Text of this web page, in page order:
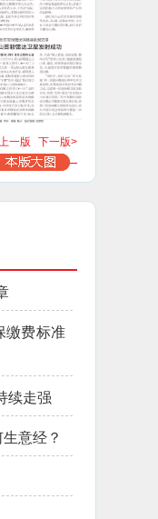
一版 下一版>
缴费标准
续走强
意经？